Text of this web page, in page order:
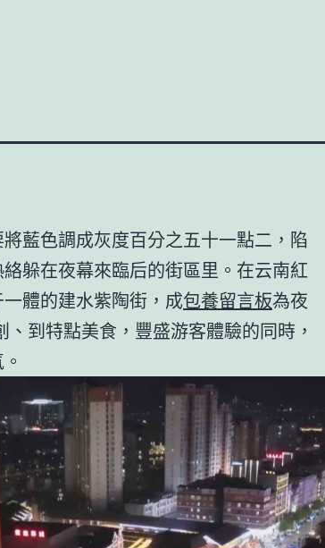
藍色調成灰度百分之五十一點二，陷
躲在夜幕來臨后的街區里。在云南紅
體的建水紫陶街，成包養留言板為夜
到特點美食，豐盛游客體驗的同時，